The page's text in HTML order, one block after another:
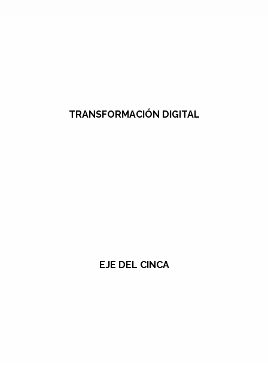
TRANSFORMACIÓN DIGITAL
EJE DEL CINCA